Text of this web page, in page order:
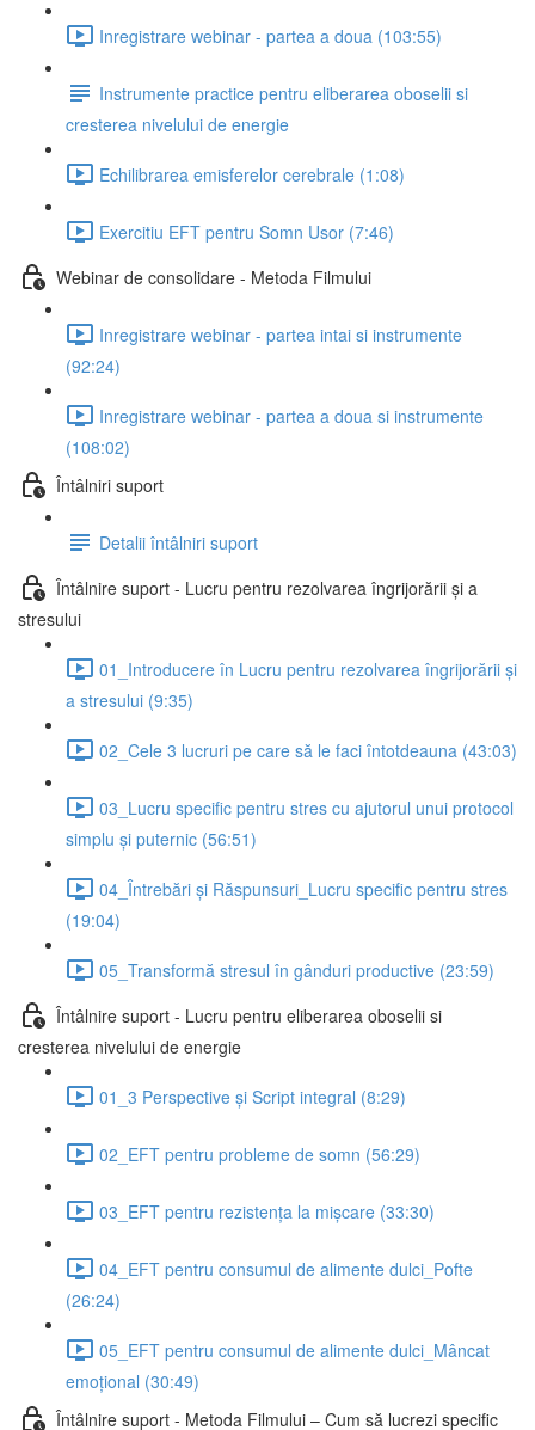
Inregistrare webinar - partea a doua (103:55)
Instrumente practice pentru eliberarea oboselii si
cresterea nivelului de energie
Echilibrarea emisferelor cerebrale (1:08)
Exercitiu EFT pentru Somn Usor (7:46)
Webinar de consolidare - Metoda Filmului
Inregistrare webinar - partea intai si instrumente
(92:24)
Inregistrare webinar - partea a doua si instrumente
(108:02)
Întâlniri suport
Detalii întâlniri suport
Întâlnire suport - Lucru pentru rezolvarea îngrijorării și a
stresului
01_Introducere în Lucru pentru rezolvarea îngrijorării și
a stresului (9:35)
02_Cele 3 lucruri pe care să le faci întotdeauna (43:03)
03_Lucru specific pentru stres cu ajutorul unui protocol
simplu și puternic (56:51)
04_Întrebări și Răspunsuri_Lucru specific pentru stres
(19:04)
05_Transformă stresul în gânduri productive (23:59)
Întâlnire suport - Lucru pentru eliberarea oboselii si
cresterea nivelului de energie
01_3 Perspective și Script integral (8:29)
02_EFT pentru probleme de somn (56:29)
03_EFT pentru rezistența la mișcare (33:30)
04_EFT pentru consumul de alimente dulci_Pofte
(26:24)
05_EFT pentru consumul de alimente dulci_Mâncat
emoțional (30:49)
Întâlnire suport - Metoda Filmului – Cum să lucrezi specific